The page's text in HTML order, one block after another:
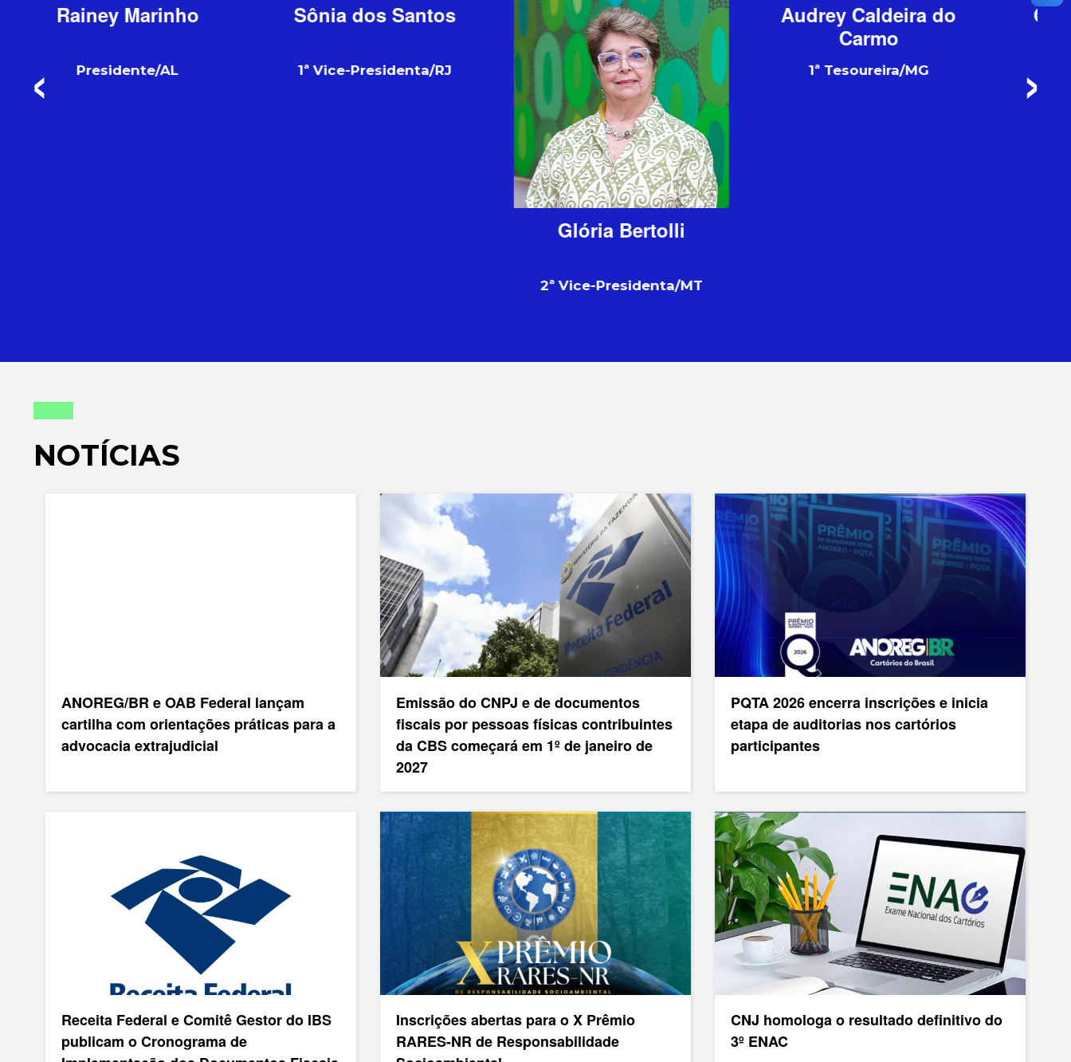
Sônia dos Santos
1ª Vice-Presidenta/RJ
Audrey Caldeira do
Carmo
1ª Tesoureira/MG
Cristiana Cantídio
2ª Tesoureira/RN
NOTÍCIAS
ANOREG/BR e OAB Federal lançam
cartilha com orientações práticas para a
advocacia extrajudicial
Emissão do CNPJ e de documentos
fiscais por pessoas físicas contribuintes
da CBS começará em 1º de janeiro de
2027
PQTA 2026 encerra inscrições e inicia
etapa de auditorias nos cartórios
participantes
Receita Federal e Comitê Gestor do IBS
publicam o Cronograma de
Inscrições abertas para o X Prêmio
RARES-NR de Responsabilidade
CNJ homologa o resultado definitivo do
3º ENAC